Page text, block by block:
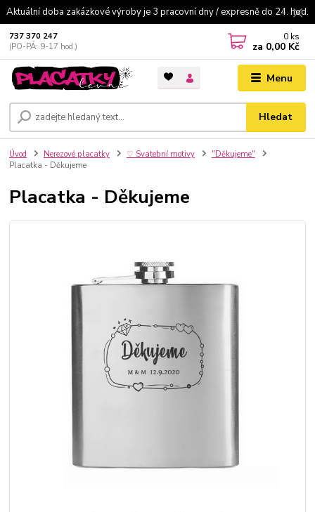
Aktuální doba zakázkové výroby je 3 pracovní dny / expresně do 24. hod.
Menu
Hledat
737 370 247
(PO-PÁ: 9-17 hod.)
0 ks
za 0,00 Kč
Úvod Nerezové placatky ♡ Svatební motivy
"Děkujeme"
Placatka - Děkujeme
Placatka - Děkujeme